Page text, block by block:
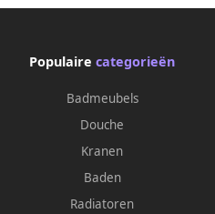
Populaire categorieën
Badmeubels
Douche
Kranen
Baden
Radiatoren